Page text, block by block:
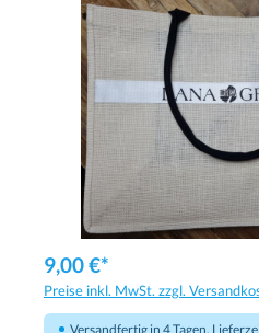
9,00 €*
Preise inkl. MwSt. zzgl.
Versandfertig in 4 Tagen,